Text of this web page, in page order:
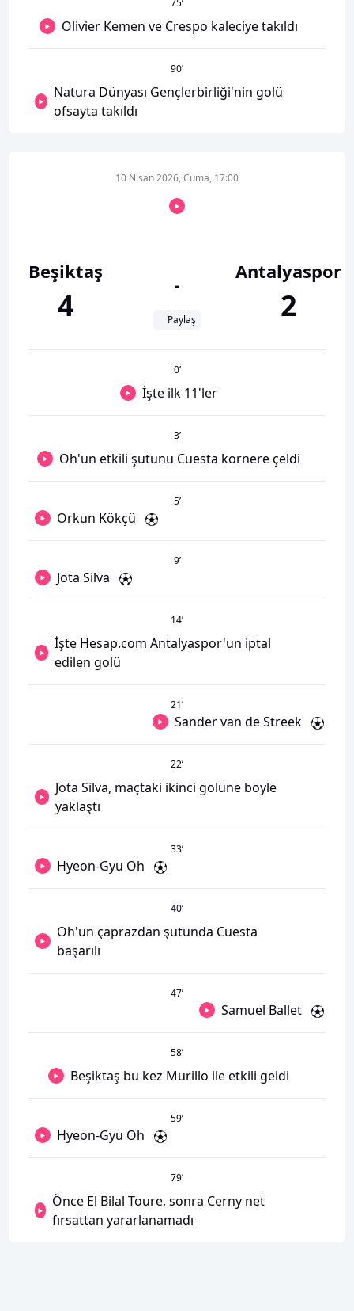
75’
Olivier Kemen ve Crespo kaleciye takıldı
90’
Natura Dünyası Gençlerbirliği'nin golü
ofsayta takıldı
Beşiktaş
4
10 Nisan 2026, Cuma, 17:00
-
Paylaş
Antalyaspor
2
0’
İşte ilk 11'ler
3’
Oh'un etkili şutunu Cuesta kornere çeldi
5’
Orkun Kökçü
9’
Jota Silva
14’
İşte Hesap.com Antalyaspor'un iptal
edilen golü
21’
Sander van de Streek
22’
Jota Silva, maçtaki ikinci golüne böyle
yaklaştı
33’
Hyeon-Gyu Oh
40’
Oh'un çaprazdan şutunda Cuesta
başarılı
47’
Samuel Ballet
58’
Beşiktaş bu kez Murillo ile etkili geldi
59’
Hyeon-Gyu Oh
79’
Önce El Bilal Toure, sonra Cerny net
fırsattan yararlanamadı